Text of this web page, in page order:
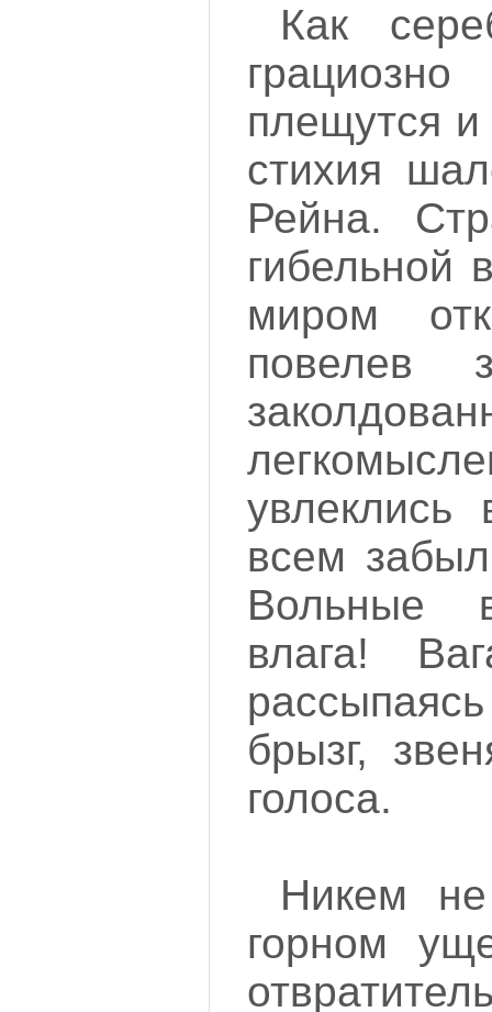
Как
плещутся
стихия
Рейна.
гибельной
миром
повелев
всем
Вольные
влага!
брызг,
голоса.
Никем
горном